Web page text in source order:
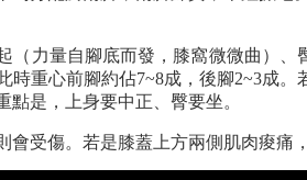
（力量自腳底而發，膝窩微微曲）、
時重心前腳約佔7~8成，後腳2~3成。
是，上身要中正、臀要坐。
受傷。若是膝蓋上方兩側肌肉痠痛